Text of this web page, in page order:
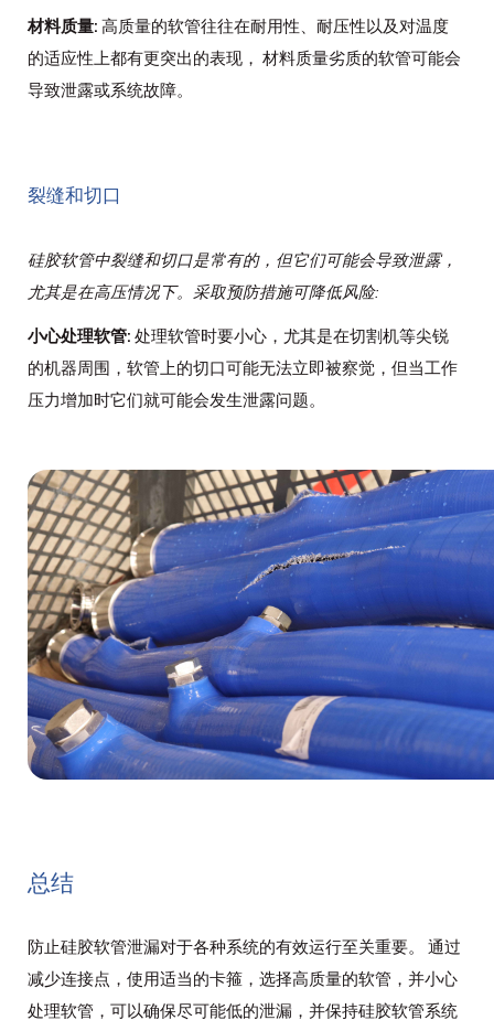
材料质量: 高质量的软管往往在耐用性、耐压性以及对温度
的适应性上都有更突出的表现， 材料质量劣质的软管可能会
导致泄露或系统故障。
裂缝和切口
硅胶软管中裂缝和切口是常有的，但它们可能会导致泄露，
尤其是在高压情况下。采取预防措施可降低风险:
小心处理软管: 处理软管时要小心，尤其是在切割机等尖锐
的机器周围，软管上的切口可能无法立即被察觉，但当工作
压力增加时它们就可能会发生泄露问题。
总结
防止硅胶软管泄漏对于各种系统的有效运行至关重要。 通过
减少连接点，使用适当的卡箍，选择高质量的软管，并小心
处理软管，可以确保尽可能低的泄漏，并保持硅胶软管系统